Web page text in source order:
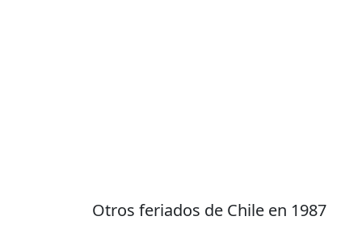
Otros feriados de Chile en 1987